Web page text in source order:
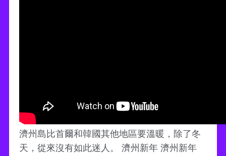
濟州島比首爾和韓國其他地區要溫暖，除了冬
天，從來沒有如此迷人。 濟州新年 濟州新年